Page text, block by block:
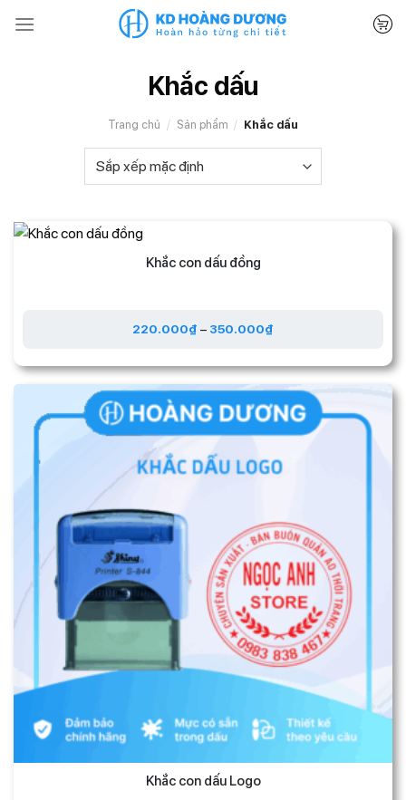
qua
Khắc dấu
Trang chủ / Sản phẩm / Khắc dấu
Khắc con dấu đồng
220.000₫ – 350.000₫
Khắc con dấu Logo